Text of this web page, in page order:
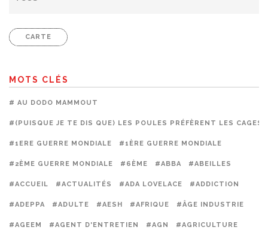
CARTE
MOTS CLÉS
# AU DODO MAMMOUT
#(PUISQUE JE TE DIS QUE) LES POULES PRÉFÈRENT LES CAGES
#1ERE GUERRE MONDIALE #1ÈRE GUERRE MONDIALE
#2ÈME GUERRE MONDIALE #6ÈME #ABBA #ABEILLES
#ACCUEIL #ACTUALITÉS #ADA LOVELACE #ADDICTION
#ADEPPA #ADULTE #AESH #AFRIQUE #ÂGE INDUSTRIE
#AGEEM #AGENT D'ENTRETIEN #AGN #AGRICULTURE